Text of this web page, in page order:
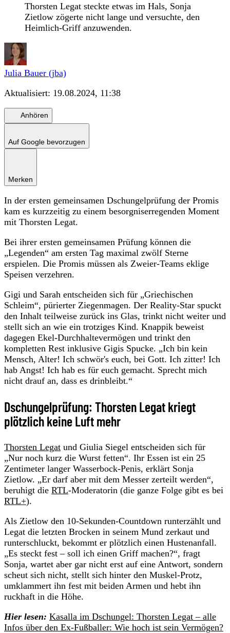
Thorsten Legat steckte etwas im Hals, Sonja
Zietlow zögerte nicht lange und versuchte, den
Heimlich-Griff anzuwenden.
Julia Bauer (jba)
Aktualisiert: 19.08.2024, 11:38
Anhören
Auf Google bevorzugen
Merken
In der ersten gemeinsamen Dschungelprüfung der Promis
kam es kurzzeitig zu einem besorgniserregenden Moment
mit Thorsten Legat.
Bei ihrer ersten gemeinsamen Prüfung können die
„Legenden“ am ersten Tag maximal zwölf Sterne
erspielen. Die Promis müssen als Zweier-Teams eklige
Speisen verzehren.
Gigi und Sarah entscheiden sich für „Griechischen
Schleim“, pürierter Ziegenmagen. Der Reality-Star spuckt
den Inhalt teilweise zurück ins Glas, trinkt nicht weiter und
stellt sich an wie ein trotziges Kind. Knappik beweist
dagegen Ekel-Durchhaltevermögen und trinkt den
kompletten Rest inklusive Gigis Spucke. „Ich bin kein
Mensch, Alter! Ich schwör's euch, bei Gott. Ich zitter! Ich
hab Angst! Ich hab es für euch gemacht. Sprecht mich
nicht drauf an, dass es drinbleibt.“
Dschungelprüfung: Thorsten Legat kriegt
plötzlich keine Luft mehr
Thorsten Legat und Giulia Siegel entscheiden sich für
„Nur noch kurz die Wurst fetten“. Ihr Essen ist ein 25
Zentimeter langer Wasserbock-Penis, erklärt Sonja
Zietlow. „Er darf aber mit dem Messer zerteilt werden“,
beruhigt die RTL-Moderatorin (die ganze Folge gibt es bei
RTL+).
Als Zietlow den 10-Sekunden-Countdown runterzählt und
Legat die letzten Brocken in seinem Mund zerkaut und
runterschluckt, bekommt er plötzlich einen Hustenanfall.
„Es steckt fest – soll ich einen Griff machen?“, fragt
Sonja, wartet aber gar nicht erst auf eine Antwort, sondern
scheut sich nicht, stellt sich hinter den Muskel-Protz,
umklammert ihn fest mit beiden Armen und hebt ihn
ruckhaft in die Höhe.
Hier lesen: Kasalla im Dschungel: Thorsten Legat – alle
Infos über den Ex-Fußballer: Wie hoch ist sein Vermögen?